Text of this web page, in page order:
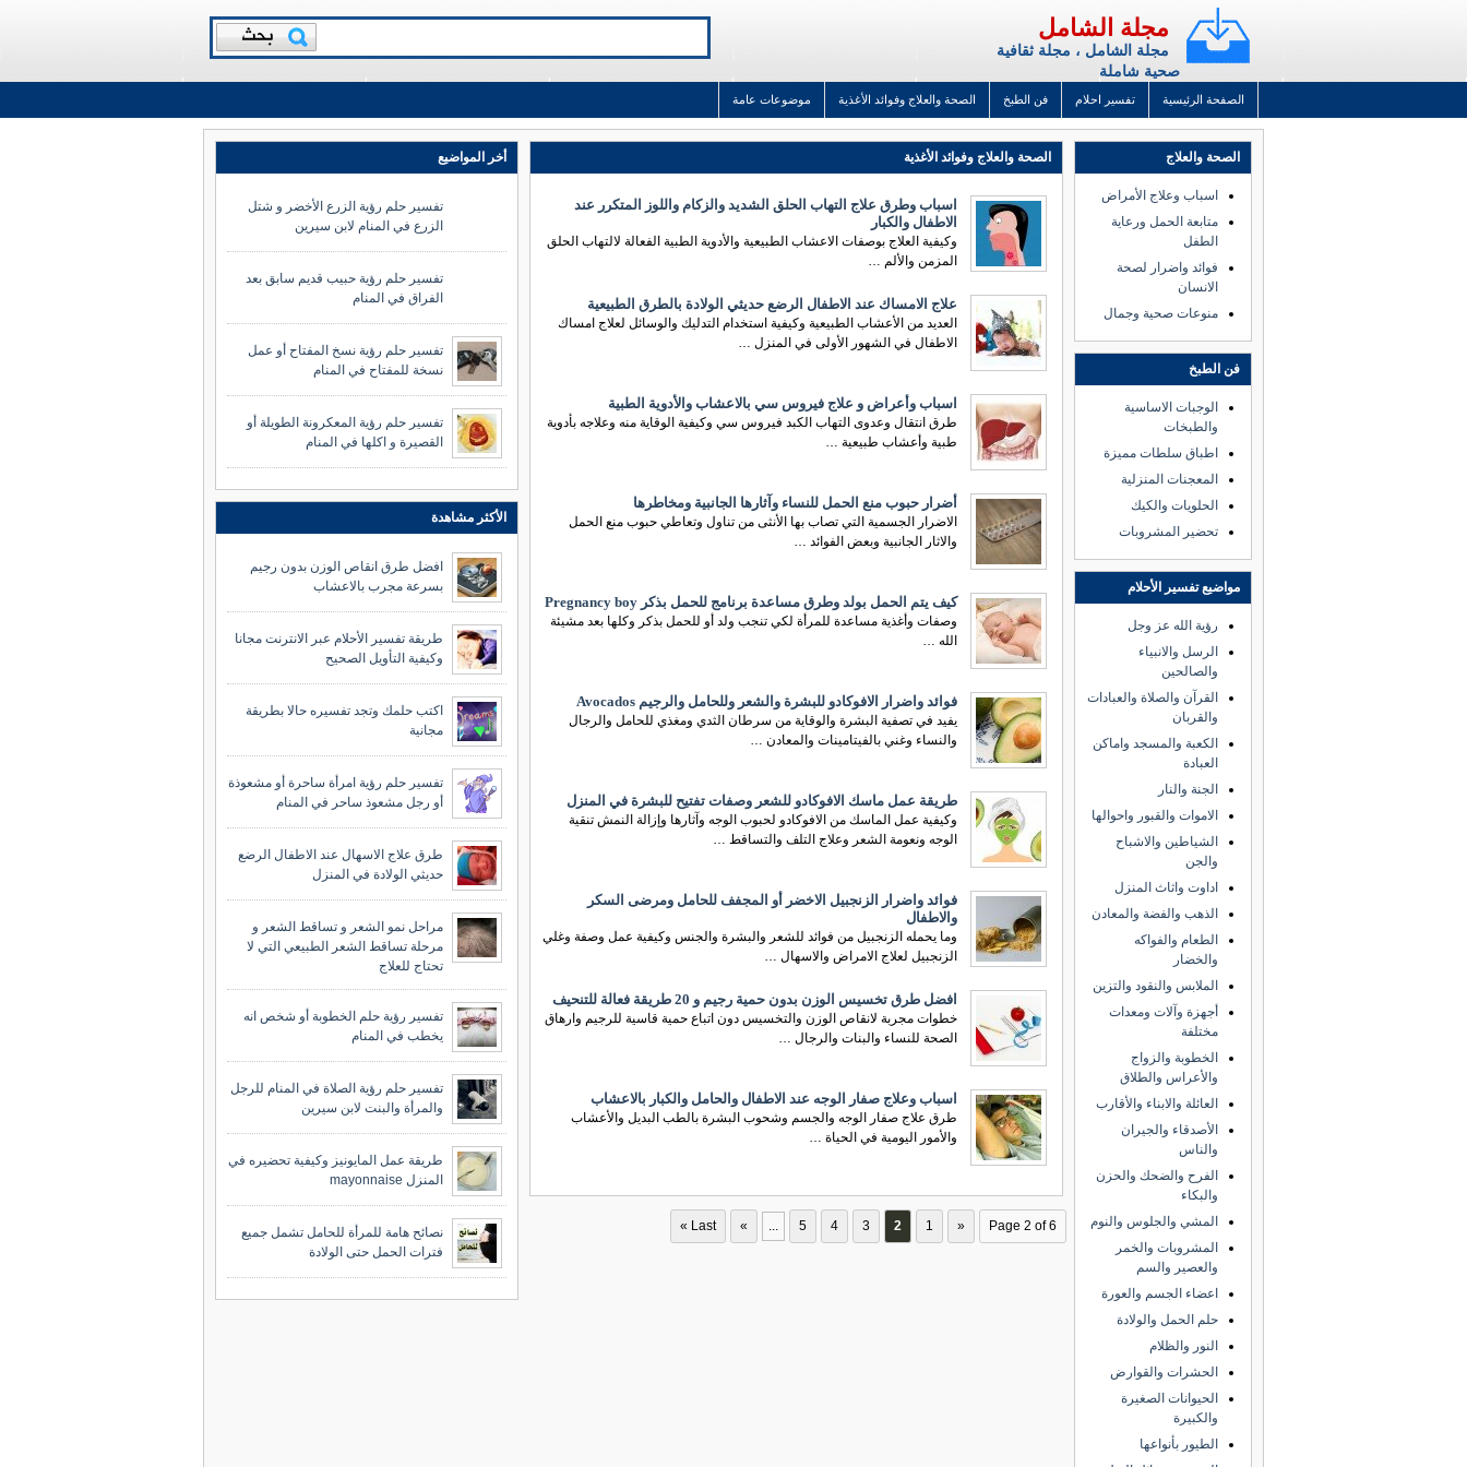
مجلة الشامل
مجلة الشامل ، مجلة ثقافية
صحية شاملة
الصفحة الرئيسية تفسير احلام فن الطبخ الصحة والعلاج وفوائد الأغذية موضوعات عامة
الصحة والعلاج وفوائد الأغذية
اسباب وطرق علاج التهاب الحلق الشديد والزكام واللوز المتكرر عند
الاطفال والكبار
وكيفية العلاج بوصفات الاعشاب الطبيعية والأدوية الطبية الفعالة لالتهاب الحلق
المزمن والألم …
علاج الامساك عند الاطفال الرضع حديثي الولادة بالطرق الطبيعية
العديد من الأعشاب الطبيعية وكيفية استخدام التدليك والوسائل لعلاج امساك
الاطفال في الشهور الأولى في المنزل …
اسباب وأعراض و علاج فيروس سي بالاعشاب والأدوية الطبية
طرق انتقال وعدوى التهاب الكبد فيروس سي وكيفية الوقاية منه وعلاجه بأدوية
طبية وأعشاب طبيعية …
أضرار حبوب منع الحمل للنساء وآثارها الجانبية ومخاطرها
الاضرار الجسمية التي تصاب بها الأنثى من تناول وتعاطي حبوب منع الحمل
والاثار الجانبية وبعض الفوائد …
كيف يتم الحمل بولد وطرق مساعدة برنامج للحمل بذكر Pregnancy boy
وصفات وأغذية مساعدة للمرأة لكي تنجب ولد أو للحمل بذكر وكلها بعد مشيئة
الله …
فوائد واضرار الافوكادو للبشرة والشعر وللحامل والرجيم Avocados
يفيد في تصفية البشرة والوقاية من سرطان الثدي ومغذي للحامل والرجال
والنساء وغني بالفيتامينات والمعادن …
طريقة عمل ماسك الافوكادو للشعر وصفات تفتيح للبشرة في المنزل
وكيفية عمل الماسك من الافوكادو لحبوب الوجه وآثارها وإزالة النمش تنقية
الوجه ونعومة الشعر وعلاج التلف والتساقط …
فوائد واضرار الزنجبيل الاخضر أو المجفف للحامل ومرضى السكر
والاطفال
وما يحمله الزنجبيل من فوائد للشعر والبشرة والجنس وكيفية عمل وصفة وغلي
الزنجبيل لعلاج الامراض والاسهال …
افضل طرق تخسيس الوزن بدون حمية رجيم و 20 طريقة فعالة للتنحيف
خطوات مجربة لانقاص الوزن والتخسيس دون اتباع حمية قاسية للرجيم وارهاق
الصحة للنساء والبنات والرجال …
اسباب وعلاج صفار الوجه عند الاطفال والحامل والكبار بالاعشاب
طرق علاج صفار الوجه والجسم وشحوب البشرة بالطب البديل والأعشاب
والأمور اليومية في الحياة …
Page 2 of 6
«
1
2
3
4
5
...
»
Last »
الصحة والعلاج
اسباب وعلاج الأمراض
متابعة الحمل ورعاية
الطفل
فوائد واضرار لصحة
الانسان
منوعات صحية وجمال
فن الطبخ
الوجبات الاساسية
والطبخات
اطباق سلطات مميزة
المعجنات المنزلية
الحلويات والكيك
تحضير المشروبات
مواضيع تفسير الأحلام
رؤية الله عز وجل
الرسل والانبياء
والصالحين
القرآن والصلاة والعبادات
والقربان
الكعبة والمسجد واماكن
العبادة
الجنة والنار
الاموات والقبور واحوالها
الشياطين والاشباح
والجن
اداوت واثاث المنزل
الذهب والفضة والمعادن
الطعام والفواكه
والخضار
الملابس والنقود والتزين
أجهزة وآلات ومعدات
مختلفة
الخطوبة والزواج
والأعراس والطلاق
العائلة والابناء والأقارب
الأصدقاء والجيران
والناس
الفرح والضحك والحزن
والبكاء
المشي والجلوس والنوم
المشروبات والخمر
والعصير والسم
اعضاء الجسم والعورة
حلم الحمل والولادة
النور والظلام
الحشرات والقوارض
الحيوانات الصغيرة
والكبيرة
الطيور بأنواعها
أخر المواضيع
تفسير حلم رؤية الزرع الأخضر و شتل
الزرع في المنام لابن سيرين
تفسير حلم رؤية حبيب قديم سابق بعد
الفراق في المنام
تفسير حلم رؤية نسخ المفتاح أو عمل
نسخة للمفتاح في المنام
تفسير حلم رؤية المعكرونة الطويلة أو
القصيرة و اكلها في المنام
الأكثر مشاهدة
افضل طرق انقاص الوزن بدون رجيم
بسرعة مجرب بالاعشاب
طريقة تفسير الأحلام عبر الانترنت مجانا
وكيفية التأويل الصحيح
اكتب حلمك وتجد تفسيره حالا بطريقة
مجانية
تفسير حلم رؤية امرأة ساحرة أو مشعوذة
أو رجل مشعوذ ساحر في المنام
طرق علاج الاسهال عند الاطفال الرضع
حديثي الولادة في المنزل
مراحل نمو الشعر و تساقط الشعر و
مرحلة تساقط الشعر الطبيعي التي لا
تحتاج للعلاج
تفسير رؤية حلم الخطوبة أو شخص انه
يخطب في المنام
تفسير حلم رؤية الصلاة في المنام للرجل
والمرأة والبنت لابن سيرين
طريقة عمل المايونيز وكيفية تحضيره في
المنزل mayonnaise
نصائح هامة للمرأة للحامل تشمل جميع
فترات الحمل حتى الولادة